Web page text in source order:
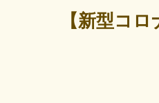
【新型コ